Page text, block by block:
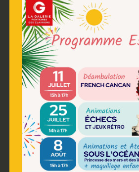
DISTRIBUTEUR
RESTAURATION